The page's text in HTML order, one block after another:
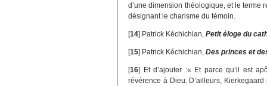
d’une dimension théologique, et le terme
désignant le charisme du témoin.
[14] Patrick Kéchichian,Petit éloge du
[15] Patrick Kéchichian,Des princes et
[16] Et d’ajouter :« Et parce qu’il est
révérence à Dieu. D’ailleurs,